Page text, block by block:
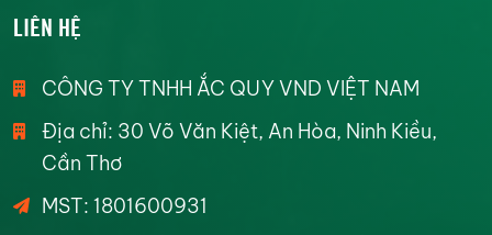
LIÊN HỆ
CÔNG TY TNHH ẮC QUY VND VIỆT NAM
Địa chỉ: 30 Võ Văn Kiệt, An Hòa, Ninh Kiều,
Cần Thơ
MST: 1801600931